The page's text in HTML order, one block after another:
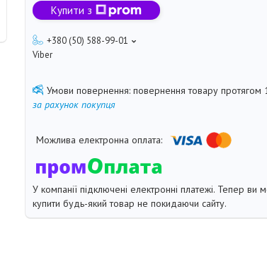
Купити з
+380 (50) 588-99-01
Viber
повернення товару протягом
за рахунок покупця
У компанії підключені електронні платежі. Тепер ви
купити будь-який товар не покидаючи сайту.